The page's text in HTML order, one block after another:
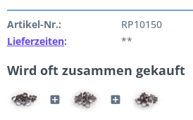
Artikel-Nr.:
RP10150
Lieferzeiten: **
Wird oft zusammen gekauft